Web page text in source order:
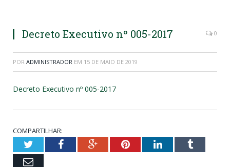
Decreto Executivo nº 005-2017 0
POR ADMINISTRADOR EM 15 DE MAIO DE 2019
Decreto Executivo nº 005-2017
COMPARTILHAR:
TwitterFacebookGoogle+PinterestLinkedInTumblr
Email